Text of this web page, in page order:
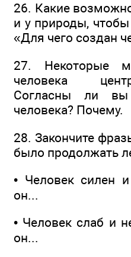
26. Какие
и у природы,
«Для чего создан
27. Некоторые
человека
Согласны ли
человека? Почему.
28. Закончите
было продолжать
• Человек силен
он...
• Человек слаб и
он...